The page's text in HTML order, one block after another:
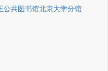
公共图书馆北京大学分馆